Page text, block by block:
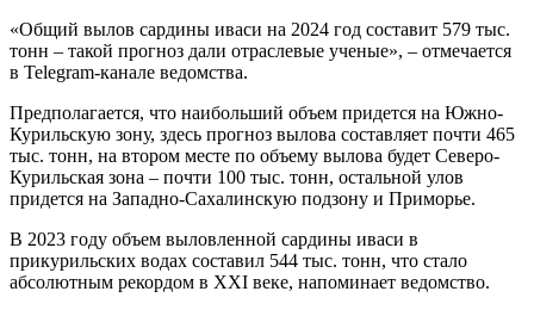
«Общий вылов сардины иваси на 2024 год составит 579 тыс.
тонн – такой прогноз дали отраслевые ученые», – отмечается
в Telegram-канале ведомства.
Предполагается, что наибольший объем придется на Южно-
Курильскую зону, здесь прогноз вылова составляет почти 465
тыс. тонн, на втором месте по объему вылова будет Северо-
Курильская зона – почти 100 тыс. тонн, остальной улов
придется на Западно-Сахалинскую подзону и Приморье.
В 2023 году объем выловленной сардины иваси в
прикурильских водах составил 544 тыс. тонн, что стало
абсолютным рекордом в XXI веке, напоминает ведомство.